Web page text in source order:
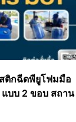
ติกฉีดพียูโฟมมือ
บบ 2 ขอบ สถาน